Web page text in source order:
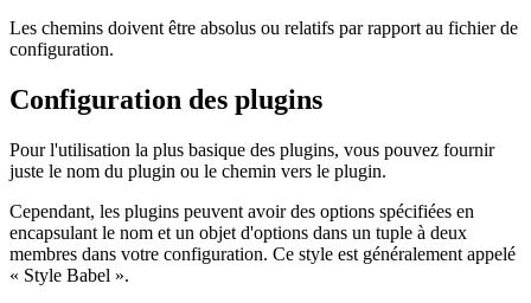
Les chemins doivent être absolus ou relatifs par rapport au fichier de
configuration.
Configuration des plugins
Pour l'utilisation la plus basique des plugins, vous pouvez fournir
juste le nom du plugin ou le chemin vers le plugin.
Cependant, les plugins peuvent avoir des options spécifiées en
encapsulant le nom et un objet d'options dans un tuple à deux
membres dans votre configuration. Ce style est généralement appelé
« Style Babel ».